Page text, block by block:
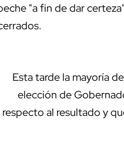
"a fin de dar
Esta tarde la mayoría
elección de
respecto al resultado y